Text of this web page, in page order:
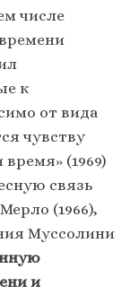
числе
к
от вида
чувству
(1969)
связь
(1966),
Муссолини
и